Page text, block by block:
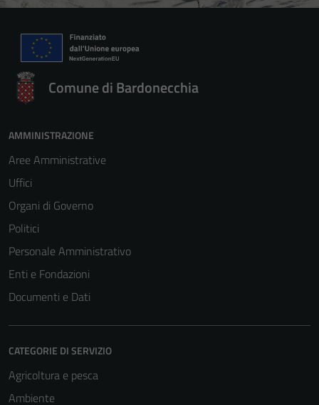
Comune di Bardonecchia
AMMINISTRAZIONE
Aree Amministrative
Uffici
Organi di Governo
Politici
Personale Amministrativo
Enti e Fondazioni
Documenti e Dati
CATEGORIE DI SERVIZIO
Agricoltura e pesca
Ambiente